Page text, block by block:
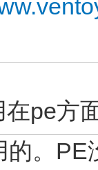
pe方
。PE